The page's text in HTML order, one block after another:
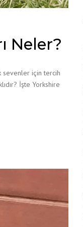
Neler?
sevenler için tercih
İşte Yorkshire